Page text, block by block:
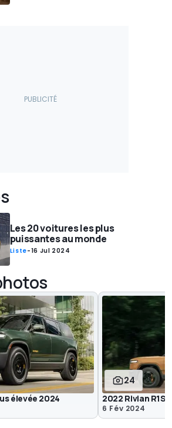
Les 20 voitures les plus
puissantes au monde
Liste-16 Jul 2024
élevée 2024
24
2022 Rivian
6 Fév 2024